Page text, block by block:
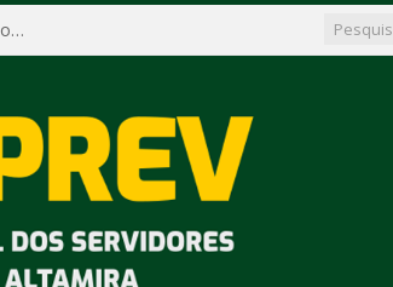
Dispensa Nº 002/2026: Locação de UM veículo automotor sem motorista, tipo passeio, com seguro total e quilometragem livre, para atender as demandas operacionais e administrativas do Instituto de Previdência Social dos Servidores Públicos do Município de Altamira – PA – ALTAPREV.